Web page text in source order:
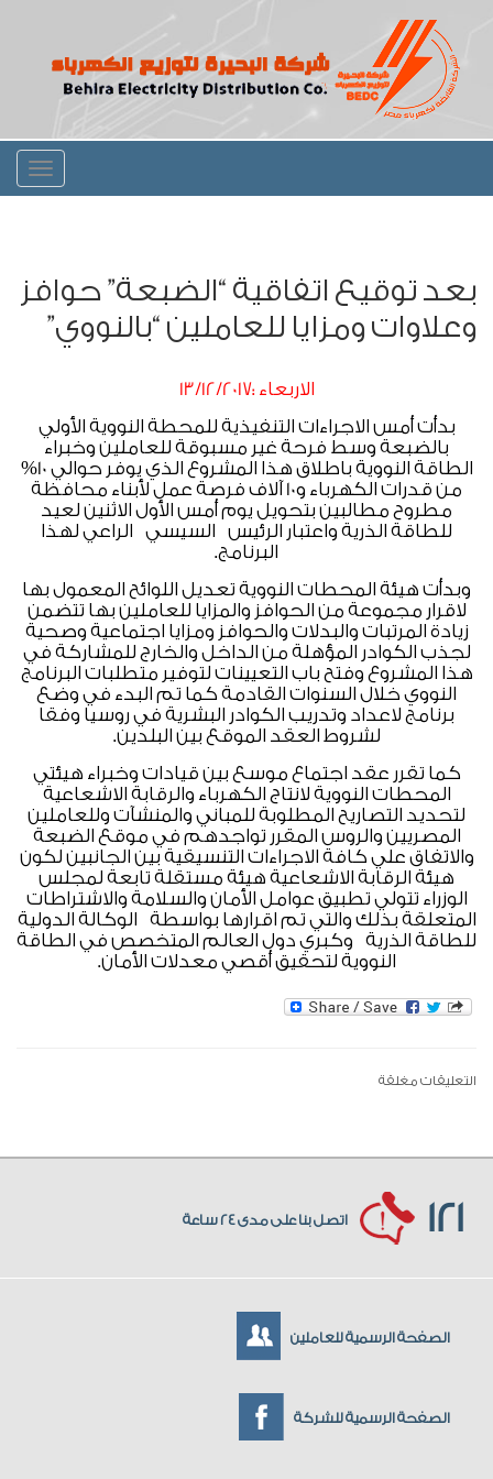
Toggle
بعد توقيع اتفاقية “الضبعة” حوافز
وعلاوات ومزايا للعاملين “بالنووي”
الاربعاء :13/12/2017
بدأت أمس الاجراءات التنفيذية للمحطة النووية الأولي
بالضبعة وسط فرحة غير مسبوقة للعاملين وخبراء
الطاقة النووية باطلاق هذا المشروع الذي يوفر حوالي 10%
من قدرات الكهرباء و10 آلاف فرصة عمل لأبناء محافظة
مطروح مطالبين بتحويل يوم أمس الأول الاثنين لعيد
للطاقة الذرية واعتبار الرئيس السيسي الراعي لهذا
البرنامج.
وبدأت هيئة المحطات النووية تعديل اللوائح المعمول بها
لاقرار مجموعة من الحوافز والمزايا للعاملين بها تتضمن
زيادة المرتبات والبدلات والحوافز ومزايا اجتماعية وصحية
لجذب الكوادر المؤهلة من الداخل والخارج للمشاركة في
هذا المشروع وفتح باب التعيينات لتوفير متطلبات البرنامج
النووي خلال السنوات القادمة كما تم البدء في وضع
برنامج لاعداد وتدريب الكوادر البشرية في روسيا وفقا
لشروط العقد الموقع بين البلدين.
كما تقرر عقد اجتماع موسع بين قيادات وخبراء هيئتي
المحطات النووية لانتاج الكهرباء والرقابة الاشعاعية
لتحديد التصاريح المطلوبة للمباني والمنشآت وللعاملين
المصريين والروس المقرر تواجدهم في موقع الضبعة
والاتفاق علي كافة الاجراءات التنسيقية بين الجانبين لكون
هيئة الرقابة الاشعاعية هيئة مستقلة تابعة لمجلس
الوزراء تتولي تطبيق عوامل الأمان والسلامة والاشتراطات
المتعلقة بذلك والتي تم اقرارها بواسطة الوكالة الدولية
للطاقة الذرية وكبري دول العالم المتخصص في الطاقة
النووية لتحقيق أقصي معدلات الأمان.
التعليقات مغلقة
121 اتصل بنا على مدى 24 ساعة
الصفحة الرسمية للعاملين
الصفحة الرسمية للشركة